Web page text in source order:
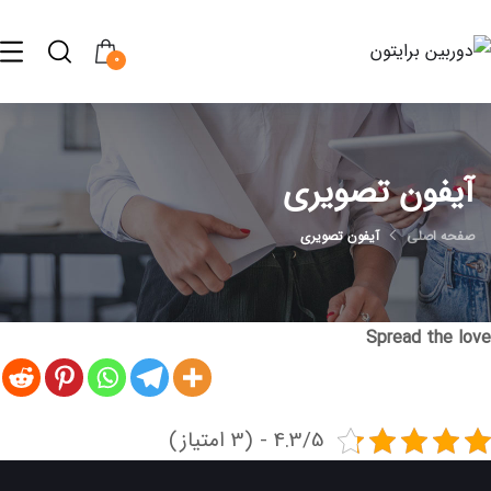
0
آیفون تصویری
صفحه اصلی آیفون تصویری
Spread the love
4.3/5 - (3 امتیاز)